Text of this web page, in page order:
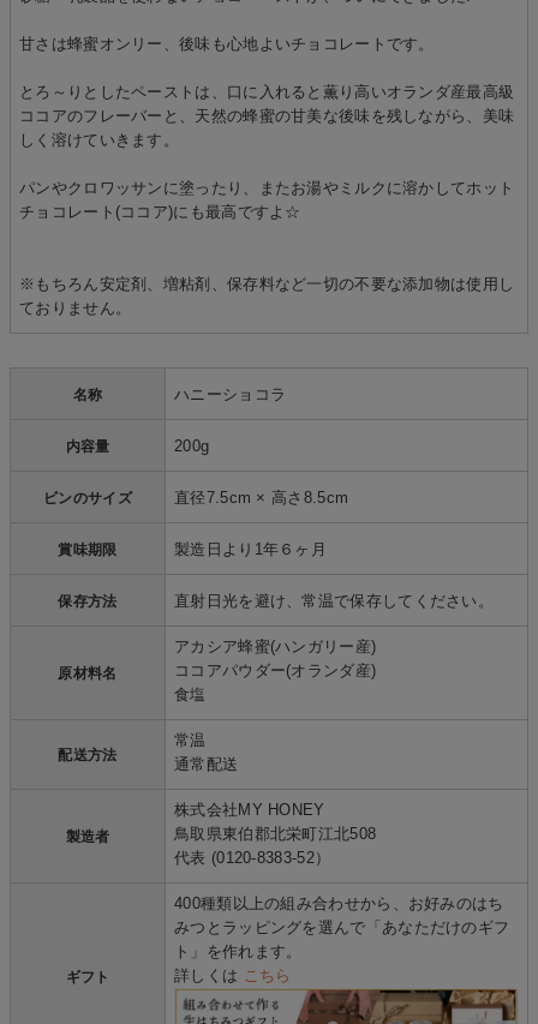
甘さは蜂蜜オンリー、後味も心地よいチョコレートです。
とろ～りとしたペーストは、口に入れると薫り高いオランダ産最高級
ココアのフレーバーと、天然の蜂蜜の甘美な後味を残しながら、美味
しく溶けていきます。
パンやクロワッサンに塗ったり、またお湯やミルクに溶かしてホット
チョコレート(ココア)にも最高ですよ☆
※もちろん安定剤、増粘剤、保存料など一切の不要な添加物は使用し
ておりません。
名称 ハニーショコラ
内容量 200g
ビンのサイズ 直径7.5cm × 高さ8.5cm
賞味期限 製造日より1年６ヶ月
保存方法 直射日光を避け、常温で保存してください。
原材料名
アカシア蜂蜜(ハンガリー産)
ココアパウダー(オランダ産)
食塩
配送方法
常温
通常配送
製造者
株式会社MY HONEY
鳥取県東伯郡北栄町江北508
代表 (0120-8383-52）
ギフト
400種類以上の組み合わせから、お好みのはち
みつとラッピングを選んで「あなただけのギフ
ト」を作れます。
詳しくは こちら